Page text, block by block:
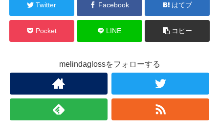
Twitter Facebook はてブ
Pocket LINE コピー
melindaglossをフォローする